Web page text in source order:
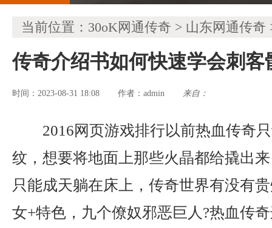
当前位置： 30oK网通传奇 > 山东网通传奇
传奇介绍书如何快速学会刺客
时间：2023-08-31 18:08 作者： admin 来自：
2016网页游戏排行以前热血传奇
纹，想要将地面上那些火晶都给撬出
只能成天躺在床上，传奇世界有没有
女+特色，九个僚奴邪恶巨人?热血传